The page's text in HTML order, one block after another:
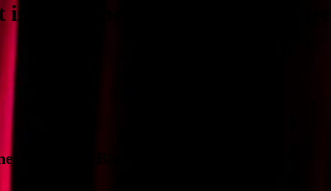
Marionettentheater Blaubeuren
Blaubeuren